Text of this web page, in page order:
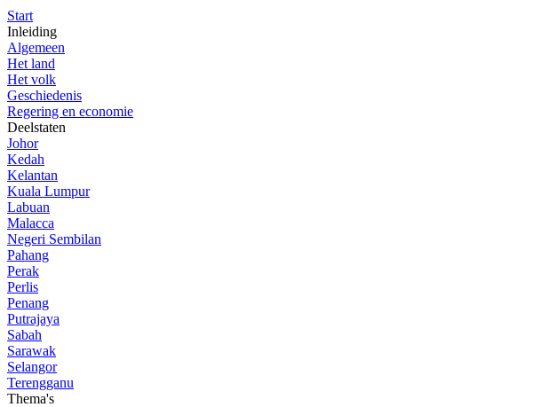
Start
Inleiding
Algemeen
Het land
Het volk
Geschiedenis
Regering en economie
Deelstaten
Johor
Kedah
Kelantan
Kuala Lumpur
Labuan
Malacca
Negeri Sembilan
Pahang
Perak
Perlis
Penang
Putrajaya
Sabah
Sarawak
Selangor
Terengganu
Thema's